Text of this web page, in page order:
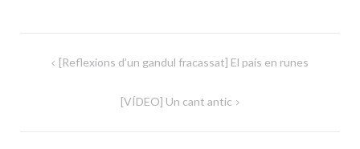
Navegació
[Reflexions d’un gandul fracassat] El país en runes
[VÍDEO] Un cant antic